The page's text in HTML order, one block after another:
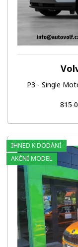
P3 - Single
815
IHNED K DODÁNÍ
AKČNÍ MODEL